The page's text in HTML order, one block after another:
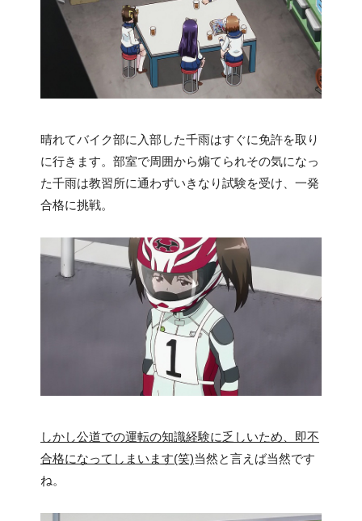
晴れてバイク部に入部した千雨はすぐに免許を取り
に行きます。部室で周囲から煽てられその気になっ
た千雨は教習所に通わずいきなり試験を受け、一発
合格に挑戦。
しかし公道での運転の知識経験に乏しいため、即不
合格になってしまいます(笑)当然と言えば当然です
ね。